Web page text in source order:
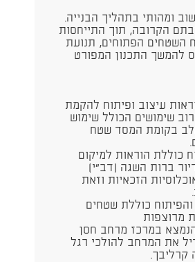
ומהותי בתהליך הבנייה.
הקרובה, תוך התייחסות
השטחים הפתוחים, תנועת
להמשך התכנון המפורט
עיצוב ופיתוח להקמת
בעירוב שימושים הכולל שימוש
בקומת המסד שטח
כוללת הוראות למיקום
דיור מתוכם 30 יחידות דיור ברות השגה (דב"י)
לתקופה של 20 שנה לאוכלוסיות הזכאיות וזאת
כוללת שטחים
מרוצפות
במרכז מרחב חסן
את המרחב להולכי רגל
קרליבך.